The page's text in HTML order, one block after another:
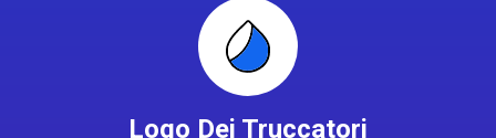
Logo Dei Truccatori